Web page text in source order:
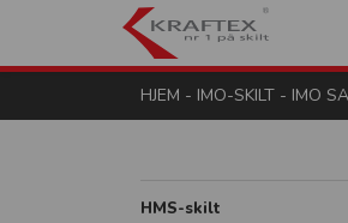
Kraftex -
HJEM - IMO-SKILT - IMO
HMS-skilt